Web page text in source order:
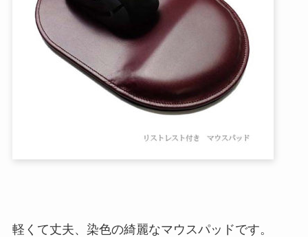
軽くて丈夫、染色の綺麗なマウスパッドです。